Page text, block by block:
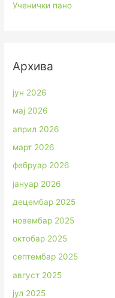
Ученички пано
Архива
јун 2026
мај 2026
април 2026
март 2026
фебруар 2026
јануар 2026
децембар 2025
новембар 2025
октобар 2025
септембар 2025
август 2025
јул 2025